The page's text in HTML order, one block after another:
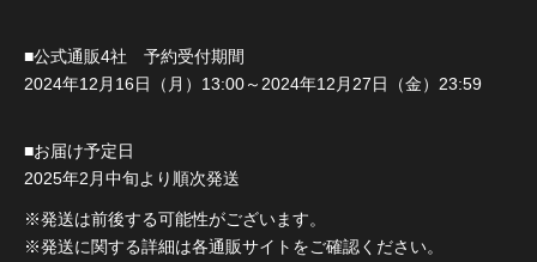
■公式通販4社 予約受付期間
2024年12月16日（月）13:00～2024年12月27日（金）23:59
■お届け予定日
2025年2月中旬より順次発送
※発送は前後する可能性がございます。
※発送に関する詳細は各通販サイトをご確認ください。